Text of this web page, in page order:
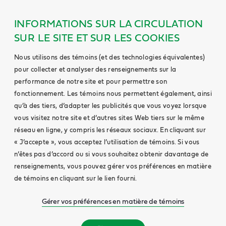
INFORMATIONS SUR LA CIRCULATION
SUR LE SITE ET SUR LES COOKIES
Nous utilisons des témoins (et des technologies équivalentes)
pour collecter et analyser des renseignements sur la
performance de notre site et pour permettre son
fonctionnement. Les témoins nous permettent également, ainsi
qu’à des tiers, d’adapter les publicités que vous voyez lorsque
vous visitez notre site et d’autres sites Web tiers sur le même
réseau en ligne, y compris les réseaux sociaux. En cliquant sur
« J’accepte », vous acceptez l’utilisation de témoins. Si vous
n’êtes pas d’accord ou si vous souhaitez obtenir davantage de
renseignements, vous pouvez gérer vos préférences en matière
de témoins en cliquant sur le lien fourni.
Gérer vos préférences en matière de témoins